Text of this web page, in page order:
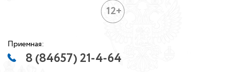
12+
Приемная:
8 (84657) 21-4-64